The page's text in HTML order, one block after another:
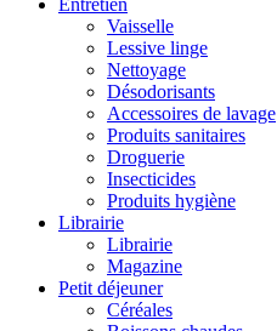
Vaisselle
Lessive linge
Nettoyage
Désodorisants
Accessoires de lavage
Produits sanitaires
Droguerie
Insecticides
Produits hygiène
Librairie
Librairie
Magazine
Petit déjeuner
Céréales